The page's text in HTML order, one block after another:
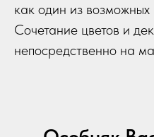
как один из возможных
Сочетание цветов и
непосредственно на